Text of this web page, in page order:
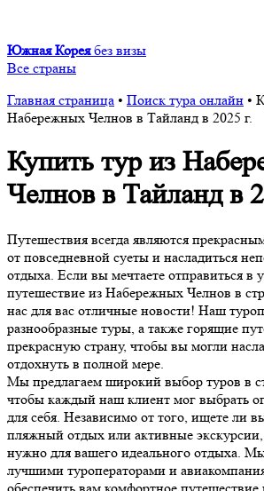
Южная Корея без визы
Все страны
Главная страница • Поиск тура онлайн •
Набережных Челнов в Тайланд в 2025 г.
Купить тур из
Челнов в Тайланд в
Путешествия всегда являются
от повседневной суеты и насладиться
отдыха. Если вы мечтаете отправиться в
путешествие из Набережных Челнов в
нас для вас отличные новости! Наш
разнообразные туры, а также горящие
прекрасную страну, чтобы вы могли
отдохнуть в полной мере.
Мы предлагаем широкий выбор туров в
чтобы каждый наш клиент мог выбрать
для себя. Независимо от того, ищете ли
пляжный отдых или активные экскурсии,
нужно для вашего идеального отдыха.
лучшими туроператорами и